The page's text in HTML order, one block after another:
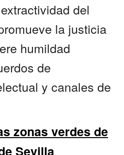
del
la justicia
humildad
de
y canales de
zonas verdes de
Sevilla